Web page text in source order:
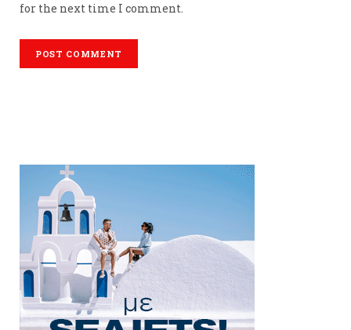
for the next time I comment.